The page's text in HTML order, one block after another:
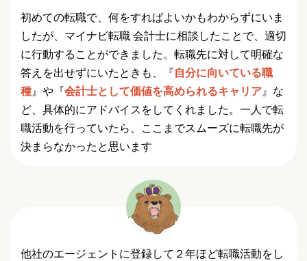
初めての転職で、何をすればよいかもわからずにいま
したが、マイナビ転職 会計士に相談したことで、適切
に行動することができました。転職先に対して明確な
答えを出せずにいたときも、『自分に向いている職
種 』や『会計士として価値を高められるキャリア 』な
ど、具体的にアドバイスをしてくれました。一人で転
職活動を行っていたら、ここまでスムーズに転職先が
決まらなかったと思います
他社のエージェントに登録して２年ほど転職活動をし